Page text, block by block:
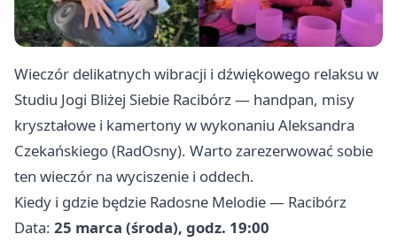
Wieczór delikatnych wibracji i dźwiękowego relaksu w
Studiu Jogi Bliżej Siebie Racibórz — handpan, misy
kryształowe i kamertony w wykonaniu Aleksandra
Czekańskiego (RadOsny). Warto zarezerwować sobie
ten wieczór na wyciszenie i oddech.
Kiedy i gdzie będzie Radosne Melodie — Racibórz
Data: 25 marca (środa), godz. 19:00